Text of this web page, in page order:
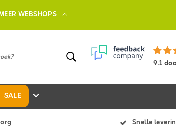
WEBSHOPS
9.1
SALE
Snelle